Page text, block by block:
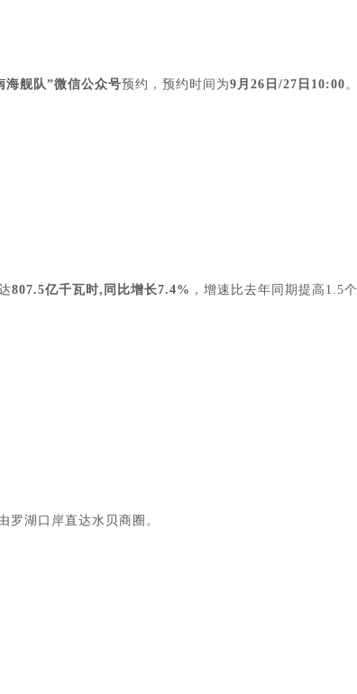
海舰队”微信公众号预约，预约时间为9月26日/27日10:00。
807.5亿千瓦时,同比增长7.4% ，增速比去年同期提高1.5个
罗湖口岸直达水贝商圈。